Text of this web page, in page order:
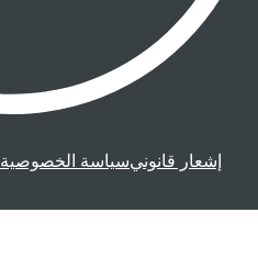
إشعار قانونيسياسة الخصوصية